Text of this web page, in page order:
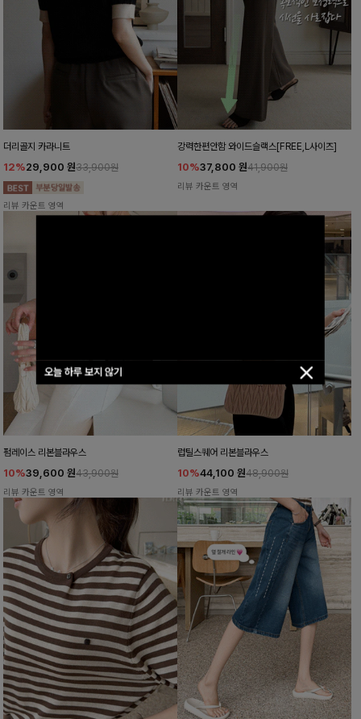
오늘 하루 보지 않기
더리골지 카라니트
12%29,900 원33,900원
리뷰 카운트 영역
강력한편안함 와이드슬랙스[FREE,L사이즈]
10%37,800 원41,900원
리뷰 카운트 영역
펌레이스 리본블라우스
10%39,600 원43,900원
리뷰 카운트 영역
럽틸스퀘어 리본블라우스
10%44,100 원48,900원
리뷰 카운트 영역